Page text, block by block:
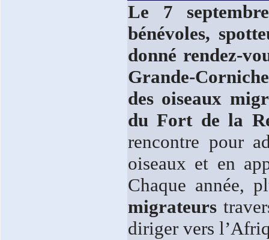
Le 7
bénévoles,
donné rendez-
Grande-
des oiseaux
du Fort de la
rencontre pour
oiseaux et en
Chaque année,
migrateurs
diriger vers